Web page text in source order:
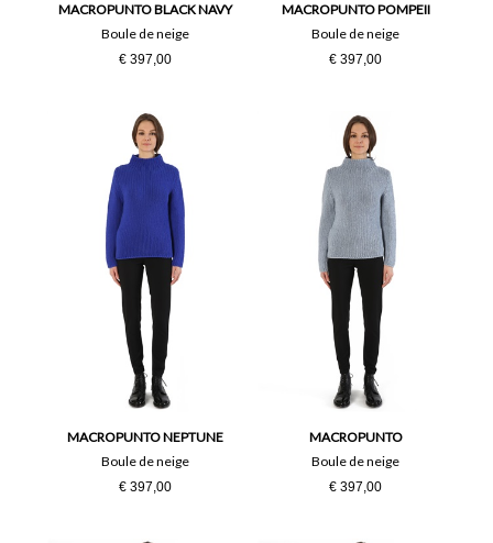
MACROPUNTO BLACK NAVY
Boule de neige
€ 397,00
MACROPUNTO POMPEII
Boule de neige
€ 397,00
MACROPUNTO NEPTUNE
Boule de neige
€ 397,00
MACROPUNTO
Boule de neige
€ 397,00